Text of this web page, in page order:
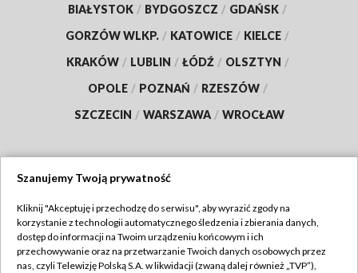
BIAŁYSTOK / BYDGOSZCZ / GDAŃSK /
GORZÓW WLKP. / KATOWICE / KIELCE /
KRAKÓW / LUBLIN / ŁÓDŹ / OLSZTYN /
OPOLE / POZNAŃ / RZESZÓW /
SZCZECIN / WARSZAWA / WROCŁAW
TVP
Abonament TVP
Regulamin TVP
Szanujemy Twoją prywatność
Kliknij "Akceptuję i przechodzę do serwisu", aby wyrazić zgody na
korzystanie z technologii automatycznego śledzenia i zbierania danych,
dostęp do informacji na Twoim urządzeniu końcowym i ich
przechowywanie oraz na przetwarzanie Twoich danych osobowych przez
nas, czyli Telewizję Polską S.A. w likwidacji (zwaną dalej również „TVP”),